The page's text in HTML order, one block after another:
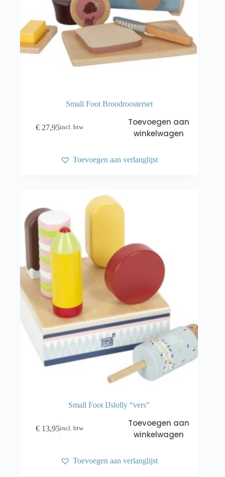
Small Foot Broodroosterset
€ 27,95incl. btw
Toevoegen aan
winkelwagen
Toevoegen aan verlanglijst
Small Foot IJslolly “vers”
€ 13,95incl. btw
Toevoegen aan
winkelwagen
Toevoegen aan verlanglijst